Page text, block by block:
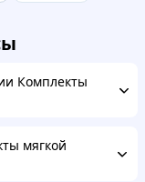
Комплекты
мягкой